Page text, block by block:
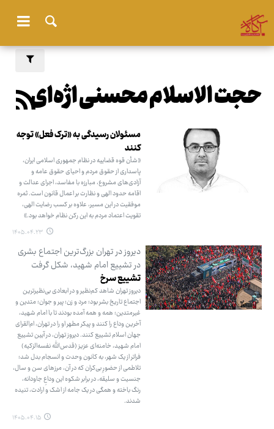
حجت الاسلام محسنی اژه‌ای
مسئولان رسیدگی به «ترک فعل» توجه
کنند
«شأن قوه قضاییه در نظام جمهوری اسلامی ایران،
پاسداری از حقوق مردم و احیای حقوق عامه و
آزادی‌های مشروع، مبارزه با مفاسد، اجرای عدالت و
اقامه حدود الهی و نظارت بر اعمال قانون است. ثمره
موفقیت در این مسیر، علاوه بر کسب رضایت الهی،
تقویت اعتماد مردم به این رکن نظام خواهد بود.»
۱۴۰۵.۰۴.۲۳
دیروز در تهران بزرگ‌ترین اجتماع بشری
در تشییع امام شهید، شکل گرفت
تشییع سرخ
دیروز تهران شاهد کم‌نظیر و در ابعادی بی‌نظیرترین
اجتماع تاریخ بشر بود؛ مرد و زن؛ پیر و جوان؛ متدین و
غیرمتدین؛ همه و همه آمده بودند تا با امام شهید،
آخرین وداع را کنند و پیکر مطهر او را در تهران، ام‌القرای
جهان اسلام تشییع کنند. دیروز تهران، در آیین تشییع
امام شهید، خامنه‌ای عزیز (قدس‌الله نفسه‌الزکیه)
فراتر از یک شهر، به کانون وحدت و انسجام بدل شد؛
تلاطمی از حضورِ بی‌کران که در آن، مرزهای سن و سال،
جنسیت و سلیقه، در برابر شکوه این وداعِ جاودانه،
رنگ باخته و همگی در یک جامه از اشک و ارادت، تنیده
شدند.
۱۴۰۵.۰۴.۱۵